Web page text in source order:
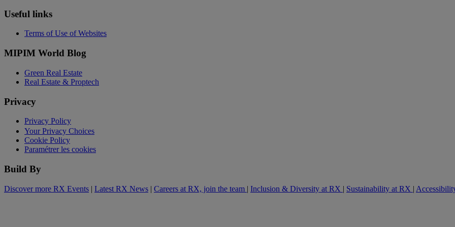
Useful links
Terms of Use of Websites
MIPIM World Blog
Green Real Estate
Real Estate & Proptech
Privacy
Privacy Policy
Your Privacy Choices
Cookie Policy
Paramétrer les cookies
Build By
Discover more RX Events | Latest RX News | Careers at RX, join the team | Inclusion & Diversity at RX | Sustainability at RX |